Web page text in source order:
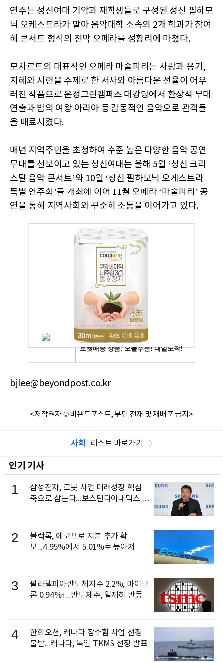
연주는 성신여대 기악과 재학생들로 구성된 성신 필하모
닉 오케스트라가 맡아 음악대학 소속의 2개 학과가 참여
해 콘서트 형식의 전막 오페라를 성황리에 마쳤다.
모차르트의 대표작인 오페라 마술피리는 사랑과 용기,
지혜와 시련을 주제로 한 서사와 아름다운 선율이 어우
러진 작품으로 운정그린캠퍼스 대강당에서 환상적 무대
연출과 밤의 여왕 아리아 등 감동적인 음악으로 관객들
을 매료시켰다.
매년 지역주민을 초청하여 수준 높은 다양한 음악 공연
무대를 선보이고 있는 성신여대는 올해 5월 ‘성신 크리
스탈 음악 콘서트’와 10월 ‘성신 필하모닉 오케스트라
특별 연주회’를 개최에 이어 11월 오페라 ‘마술피리’ 공
연을 통해 지역사회와 꾸준히 소통을 이어가고 있다.
bjlee@beyondpost.co.kr
<저작권자 © 비욘드포스트, 무단 전재 및 재배포 금지>
사회 리스트 바로가기
인기 기사
1
삼성전자, 로봇 사업 미래성장 핵심
축으로 삼는다...보스턴다이내믹스 출
2
블랙록, 에코프로 지분 추가 확
보...4.95%에서 5.01%로 높아져
3
필라델피아반도체지수 2.2%, 마이크
론 0.94%↑...반도체주, 일제히 반등
4
한화오션, 캐나다 잠수함 사업 선정
불발...캐나다, 독일 TKMS 선정 발표